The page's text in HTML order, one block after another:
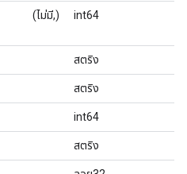
(ไม่มี,) int64
สตริง
สตริง
int64
สตริง